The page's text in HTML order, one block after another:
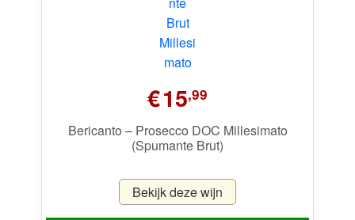
€15,99
Bericanto – Prosecco DOC Millesimato
(Spumante Brut)
Bekijk deze wijn